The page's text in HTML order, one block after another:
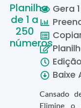
Planilha
de 1 a
250
números
Gera
Baixe
Cansado
Elimine o